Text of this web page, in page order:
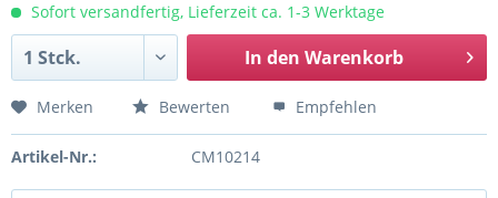
Sofort versandfertig, Lieferzeit ca. 1-3 Werktage
In den Warenkorb
Merken Bewerten Empfehlen
Artikel-Nr.: CM10214